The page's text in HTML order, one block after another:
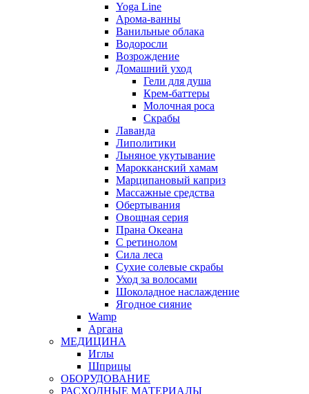
Yoga Line
Арома-ванны
Ванильные облака
Водоросли
Возрождение
Домашний уход
Гели для душа
Крем-баттеры
Молочная роса
Скрабы
Лаванда
Липолитики
Льняное укутывание
Марокканский хамам
Марципановый каприз
Массажные средства
Обертывания
Овощная серия
Прана Океана
С ретинолом
Сила леса
Сухие солевые скрабы
Уход за волосами
Шоколадное наслаждение
Ягодное сияние
Wamp
Аргана
МЕДИЦИНА
Иглы
Шприцы
ОБОРУДОВАНИЕ
РАСХОДНЫЕ МАТЕРИАЛЫ